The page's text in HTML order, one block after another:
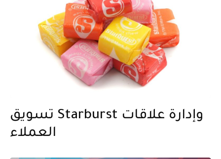
تسويق Starburst وإدارة علاقات
العملاء